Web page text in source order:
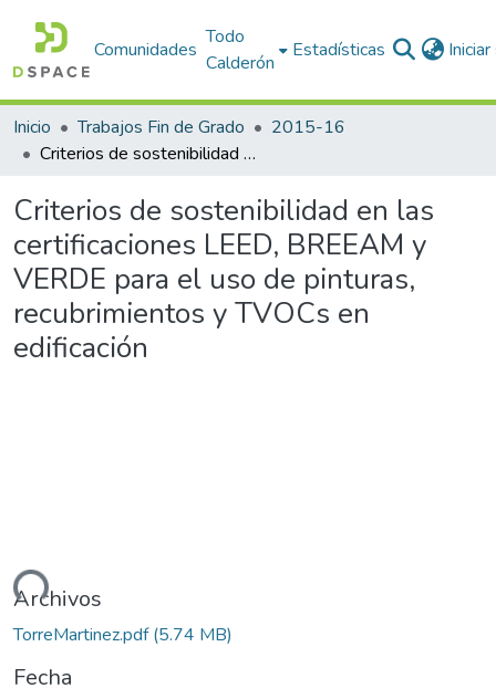
Comunidades
Todo
Calderón
Estadísticas
Inicio Trabajos Fin de Grado
2015-16
Criterios de sostenibilidad en las certificaciones LEED, BREEAM y VERDE para el uso de pinturas, recubrimientos y TVOCs en edificación
Criterios de sostenibilidad en las
certificaciones LEED, BREEAM y
VERDE para el uso de pinturas,
recubrimientos y TVOCs en
edificación
Archivos
TorreMartinez.pdf(5.74 MB)
Fecha